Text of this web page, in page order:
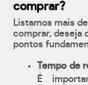
comprar?
Listamos mais
comprar, deseja
pontos
Tempo de
É